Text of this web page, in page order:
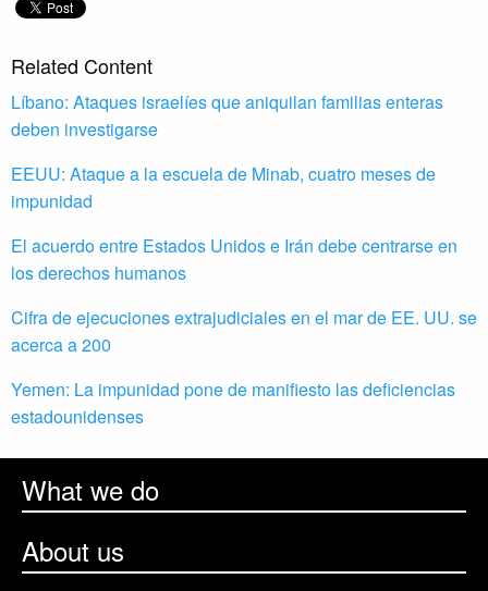
Related Content
Líbano: Ataques israelíes que aniquilan familias enteras
deben investigarse
EEUU: Ataque a la escuela de Minab, cuatro meses de
impunidad
El acuerdo entre Estados Unidos e Irán debe centrarse en
los derechos humanos
Cifra de ejecuciones extrajudiciales en el mar de EE. UU. se
acerca a 200
Yemen: La impunidad pone de manifiesto las deficiencias
estadounidenses
What we do
About us